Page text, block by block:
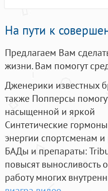
На пути к
Предлагаем Вам
жизни. Вам помогут
Дженерики известных
также Попперсы
насыщенной и яркой
Синтетические
энергии спортсменам
БАДы и препараты:
повысят выносливость
работу многих